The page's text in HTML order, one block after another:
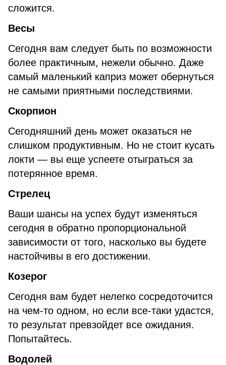
сложится.
Весы
Сегодня вам следует быть по возможности
более практичным, нежели обычно. Даже
самый маленький каприз может обернуться
не самыми приятными последствиями.
Скорпион
Сегодняшний день может оказаться не
слишком продуктивным. Но не стоит кусать
локти — вы еще успеете отыграться за
потерянное время.
Стрелец
Ваши шансы на успех будут изменяться
сегодня в обратно пропорциональной
зависимости от того, насколько вы будете
настойчивы в его достижении.
Козерог
Сегодня вам будет нелегко сосредоточится
на чем-то одном, но если все-таки удастся,
то результат превзойдет все ожидания.
Попытайтесь.
Водолей